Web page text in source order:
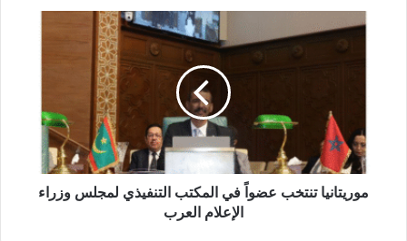
موريتانيا تنتخب عضواً في المكتب التنفيذي لمجلس وزراء
الإعلام العرب